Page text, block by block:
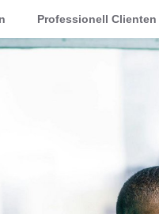
Professionell Clienten